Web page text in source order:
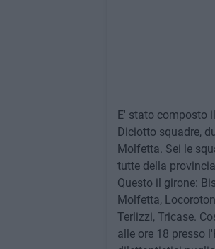
E' stato composto
Diciotto squadre,
Molfetta. Sei le
tutte della
Questo il girone:
Molfetta,
Terlizzi, Tricase.
alle ore 18 presso